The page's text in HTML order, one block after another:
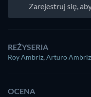
Zarejestruj się,
REŻYSERIA
Roy Ambriz,Arturo Ambriz
OCENA